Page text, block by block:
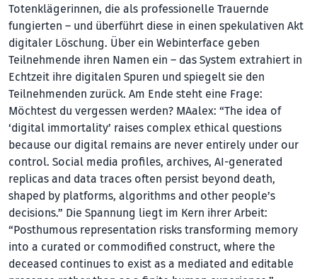
Totenklägerinnen, die als professionelle Trauernde
fungierten – und überführt diese in einen spekulativen Akt
digitaler Löschung. Über ein Webinterface geben
Teilnehmende ihren Namen ein – das System extrahiert in
Echtzeit ihre digitalen Spuren und spiegelt sie den
Teilnehmenden zurück. Am Ende steht eine Frage:
Möchtest du vergessen werden? MAalex: “The idea of
‘digital immortality’ raises complex ethical questions
because our di­gital remains are never entirely under our
control. Social media profiles, archives, AI-generated
replicas and data traces often persist beyond death,
shaped by platforms, algorithms and other people’s
decisions.” Die Spannung liegt im Kern ihrer Arbeit:
“Posthumous representation risks transforming memory
into a curated or commodified construct, where the
deceased con­tinues to exist as a mediated and editable